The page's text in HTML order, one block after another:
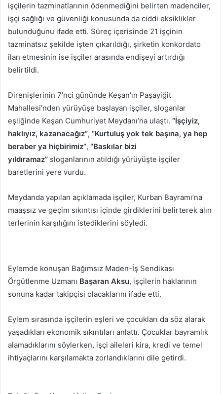
işçilerin tazminatlarının ödenmediğini belirten madenciler,
işçi sağlığı ve güvenliği konusunda da ciddi eksiklikler
bulunduğunu ifade etti. Süreç içerisinde 21 işçinin
tazminatsız şekilde işten çıkarıldığı, şirketin konkordato
ilan etmesinin ise işçiler arasında endişeyi artırdığı
belirtildi.
Direnişlerinin 7’nci gününde Keşan’ın Paşayiğit
Mahallesi’nden yürüyüşe başlayan işçiler, sloganlar
eşliğinde Keşan Cumhuriyet Meydanı’na ulaştı. “İşçiyiz,
haklıyız, kazanacağız”, “Kurtuluş yok tek başına, ya hep
beraber ya hiçbirimiz”, “Baskılar bizi
yıldıramaz” sloganlarının atıldığı yürüyüşte işçiler
baretlerini yere vurdu.
Meydanda yapılan açıklamada işçiler, Kurban Bayramı’na
maaşsız ve geçim sıkıntısı içinde girdiklerini belirterek alın
terlerinin karşılığını istediklerini söyledi.
Eylemde konuşan Bağımsız Maden-İş Sendikası
Örgütlenme Uzmanı Başaran Aksu, işçilerin haklarının
sonuna kadar takipçisi olacaklarını ifade etti.
Eylem sırasında işçilerin eşleri ve çocukları da söz alarak
yaşadıkları ekonomik sıkıntıları anlattı. Çocuklar bayramlık
alamadıklarını söylerken, işçi aileleri kira, kredi ve temel
ihtiyaçlarını karşılamakta zorlandıklarını dile getirdi.